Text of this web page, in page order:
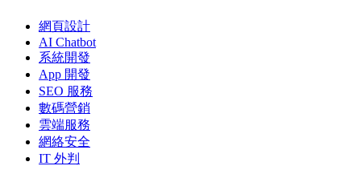
網頁設計
AI Chatbot
系統開發
App 開發
SEO 服務
數碼營銷
雲端服務
網絡安全
IT 外判